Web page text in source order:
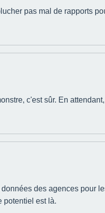
pas mal de rapports
c'est sûr. En
des agences pour
potentiel est là.